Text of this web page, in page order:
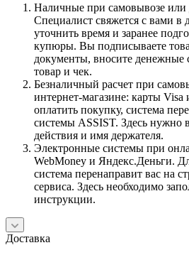
Наличные при самовывозе или
Специалист свяжется с вами в
уточнить время и заранее
купюры. Вы подписываете
документы, вносите денежные
товар и чек.
Безналичный расчет при
интернет-магазине: карты
оплатить покупку, система
системы ASSIST. Здесь нужно
действия и имя держателя.
Электронные системы при
WebMoney и Яндекс.Деньги.
система перенаправит вас на
сервиса. Здесь необходимо
инструкции.
Доставка